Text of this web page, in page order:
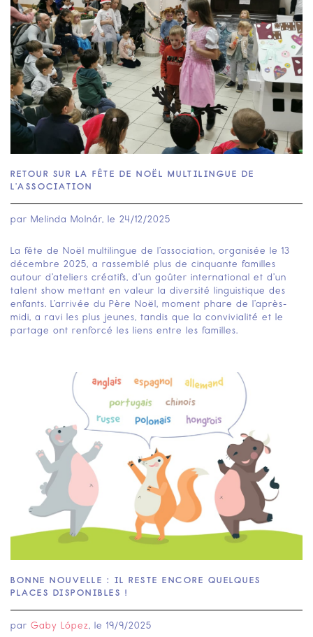
RETOUR SUR LA FÊTE DE NOËL MULTILINGUE DE
L’ASSOCIATION
par Melinda Molnár, le 24/12/2025
La fête de Noël multilingue de l’association, organisée le 13
décembre 2025, a rassemblé plus de cinquante familles
autour d’ateliers créatifs, d’un goûter international et d’un
talent show mettant en valeur la diversité linguistique des
enfants. L’arrivée du Père Noël, moment phare de l’après-
midi, a ravi les plus jeunes, tandis que la convivialité et le
partage ont renforcé les liens entre les familles.‍
BONNE NOUVELLE : IL RESTE ENCORE QUELQUES
PLACES DISPONIBLES !
par Gaby López, le 19/9/2025